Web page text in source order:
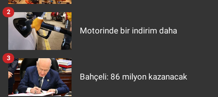
Motorinde bir indirim daha
2
Bahçeli: 86 milyon kazanacak
3